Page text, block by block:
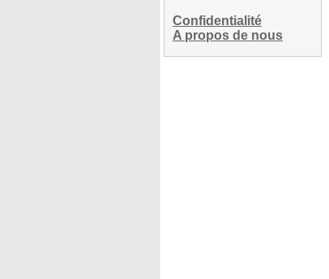
Confidentialité
A propos de nous